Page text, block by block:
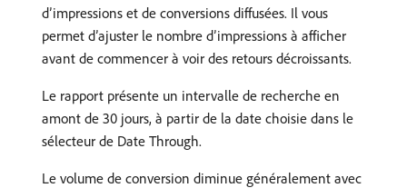
d’impressions et de conversions diffusées. Il vous
permet d’ajuster le nombre d’impressions à afficher
avant de commencer à voir des retours décroissants.
Le rapport présente un intervalle de recherche en
amont de 30 jours, à partir de la date choisie dans le
sélecteur de Date Through.
Le volume de conversion diminue généralement avec